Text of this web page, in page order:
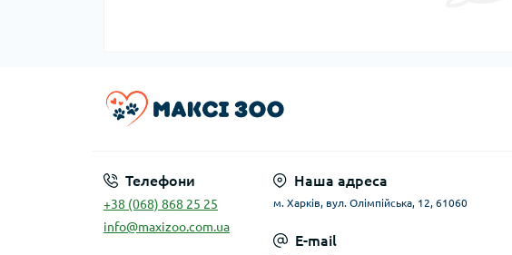
Телефони
+38 (068) 868 25 25
info@maxizoo.com.ua
Наша адреса
м. Харків, вул. Олімпійська, 12, 61060
E-mail